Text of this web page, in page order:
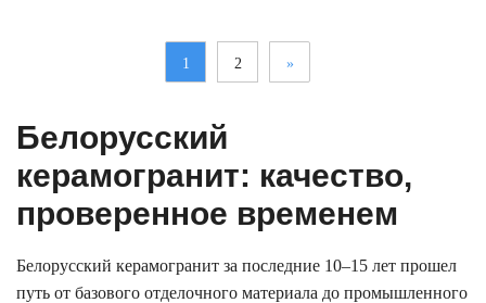
1 2 »
Белорусский
керамогранит: качество,
проверенное временем
Белорусский керамогранит за последние 10–15 лет прошел
путь от базового отделочного материала до промышленного